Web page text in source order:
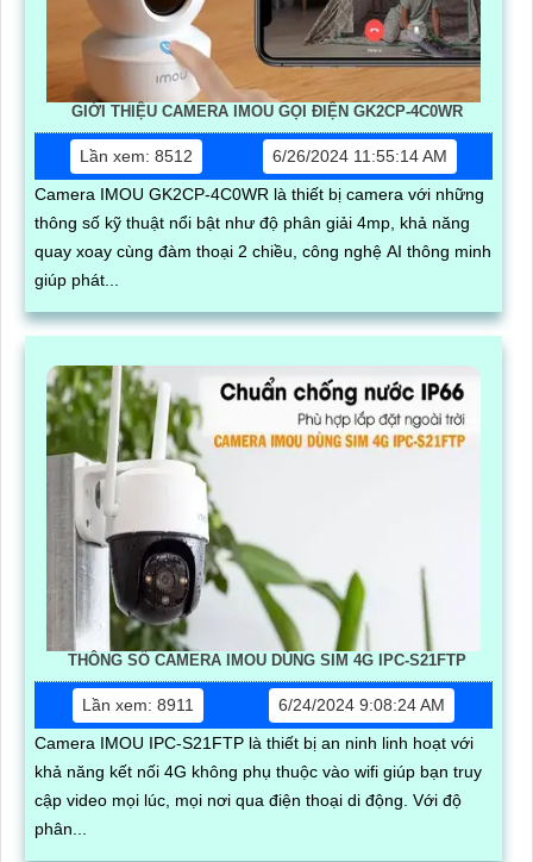
GIỚI THIỆU CAMERA IMOU GỌI ĐIỆN GK2CP-4C0WR
Lần xem: 8512
6/26/2024 11:55:14 AM
Camera IMOU GK2CP-4C0WR là thiết bị camera với những
thông số kỹ thuật nổi bật như độ phân giải 4mp, khả năng
quay xoay cùng đàm thoại 2 chiều, công nghệ AI thông minh
giúp phát...
THÔNG SỐ CAMERA IMOU DÙNG SIM 4G IPC-S21FTP
Lần xem: 8911
6/24/2024 9:08:24 AM
Camera IMOU IPC-S21FTP là thiết bị an ninh linh hoạt với
khả năng kết nối 4G không phụ thuộc vào wifi giúp bạn truy
cập video mọi lúc, mọi nơi qua điện thoại di động. Với độ
phân...